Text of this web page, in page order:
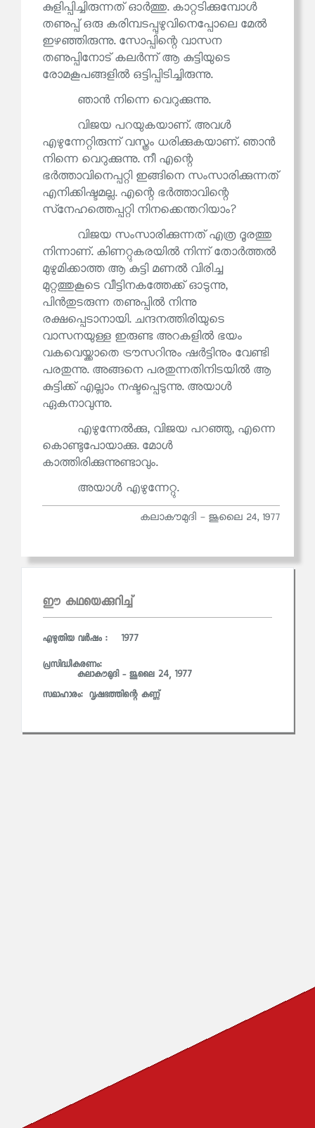
കുളിപ്പിച്ചിരുന്നത് ഓർത്തു. കാറ്റടിക്കുമ്പോൾ
തണുപ്പ് ഒരു കരിമ്പടപ്പുഴുവിനെപ്പോലെ മേൽ
ഇഴഞ്ഞിരുന്നു. സോപ്പിന്റെ വാസന
തണുപ്പിനോട് കലർന്ന് ആ കുട്ടിയുടെ
രോമകൂപങ്ങളിൽ ഒട്ടിപ്പിടിച്ചിരുന്നു.
ഞാൻ നിന്നെ വെറുക്കുന്നു.
വിജയ പറയുകയാണ്. അവൾ
എഴുന്നേറ്റിരുന്ന് വസ്ത്രം ധരിക്കുകയാണ്. ഞാൻ
നിന്നെ വെറുക്കുന്നു. നീ എന്റെ
ഭർത്താവിനെപ്പറ്റി ഇങ്ങിനെ സംസാരിക്കുന്നത്
എനിക്കിഷ്ടമല്ല. എന്റെ ഭർത്താവിന്റെ
സ്‌നേഹത്തെപ്പറ്റി നിനക്കെന്തറിയാം?
വിജയ സംസാരിക്കുന്നത് എത്ര ദൂരത്തു
നിന്നാണ്. കിണറ്റുകരയിൽ നിന്ന് തോർത്തൽ
മുഴുമിക്കാത്ത ആ കുട്ടി മണൽ വിരിച്ച
മുറ്റത്തുകൂടെ വീട്ടിനകത്തേക്ക് ഓടുന്നു,
പിൻതുടരുന്ന തണുപ്പിൽ നിന്നു
രക്ഷപ്പെടാനായി. ചന്ദനത്തിരിയുടെ
വാസനയുള്ള ഇരുണ്ട അറകളിൽ ഭയം
വകവെയ്ക്കാതെ ട്രൗസറിനും ഷർട്ടിനും വേണ്ടി
പരതുന്നു. അങ്ങനെ പരതുന്നതിനിടയിൽ ആ
കുട്ടിക്ക് എല്ലാം നഷ്ടപ്പെടുന്നു. അയാൾ
ഏകനാവുന്നു.
എഴുന്നേൽക്കു, വിജയ പറഞ്ഞു, എന്നെ
കൊണ്ടുപോയാക്കു. മോൾ
കാത്തിരിക്കുന്നുണ്ടാവും.
അയാൾ എഴുന്നേറ്റു.
കലാകൗമുദി - ജൂലൈ 24, 1977
ഈ കഥയെക്കുറിച്ച്
എഴുതിയ വര്‍ഷം : 1977
പ്രസിദ്ധീകരണം:
കലാകൗമുദി - ജൂലൈ 24, 1977
സമാഹാരം: വൃഷഭത്തിന്റെ കണ്ണ്